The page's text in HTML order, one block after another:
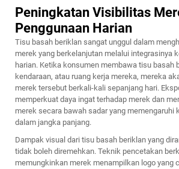
Peningkatan Visibilitas
Penggunaan Harian
Tisu basah beriklan sangat unggul dalam
merek yang berkelanjutan melalui integrasinya
harian. Ketika konsumen membawa tisu basah
kendaraan, atau ruang kerja mereka, mereka
merek tersebut berkali-kali sepanjang hari.
memperkuat daya ingat terhadap merek dan
merek secara bawah sadar yang memengaruhi
dalam jangka panjang.
Dampak visual dari tisu basah beriklan yang
tidak boleh diremehkan. Teknik pencetakan
memungkinkan merek menampilkan logo yang